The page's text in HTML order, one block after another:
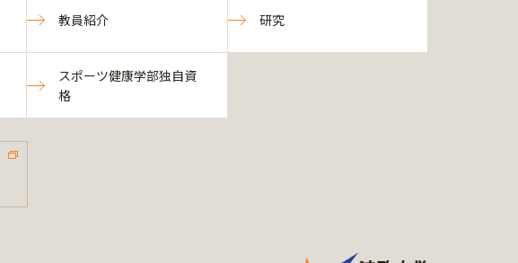
教員紹介 研究
スポーツ健康学部独自資
格